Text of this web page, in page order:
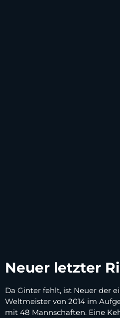
Neuer letzter
Da Ginter fehlt, ist Neuer der
Weltmeister von 2014 im
mit 48 Mannschaften. Eine